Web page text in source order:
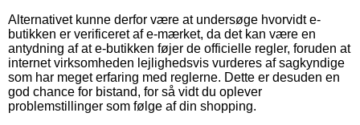
Alternativet kunne derfor være at undersøge hvorvidt e-
butikken er verificeret af e-mærket, da det kan være en
antydning af at e-butikken føjer de officielle regler, foruden at
internet virksomheden lejlighedsvis vurderes af sagkyndige
som har meget erfaring med reglerne. Dette er desuden en
god chance for bistand, for så vidt du oplever
problemstillinger som følge af din shopping.